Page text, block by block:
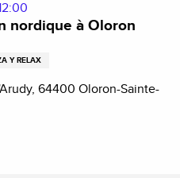
nordique à Oloron
Y RELAX
64400 Oloron-Sainte-